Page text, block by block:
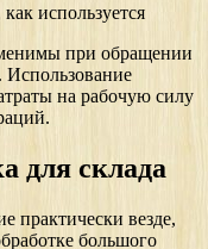
используется
при обращении
на рабочую силу
для склада
практически везде,
большого